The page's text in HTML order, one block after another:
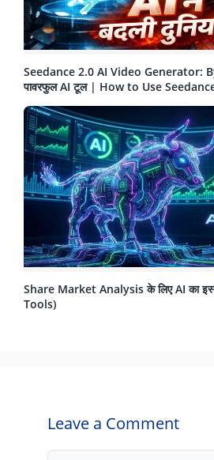
Seedance 2.0 AI Video Generator:
पावरफुल AI टूल | How to Use
Share Market Analysis के लिए AI का
Tools)
Leave a Comment